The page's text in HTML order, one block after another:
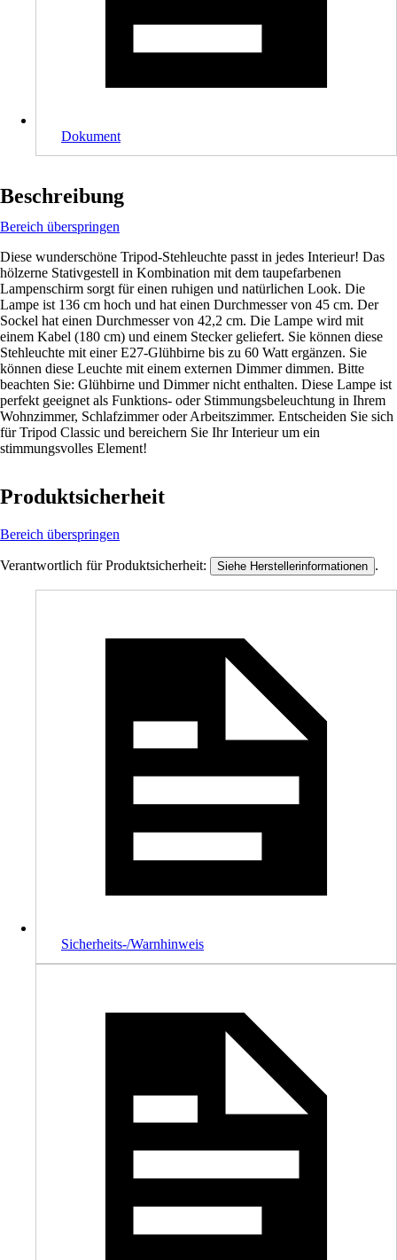
Dokument
Beschreibung
Bereich überspringen
Diese wunderschöne Tripod-Stehleuchte passt in jedes Interieur! Das
hölzerne Stativgestell in Kombination mit dem taupefarbenen
Lampenschirm sorgt für einen ruhigen und natürlichen Look. Die
Lampe ist 136 cm hoch und hat einen Durchmesser von 45 cm. Der
Sockel hat einen Durchmesser von 42,2 cm. Die Lampe wird mit
einem Kabel (180 cm) und einem Stecker geliefert. Sie können diese
Stehleuchte mit einer E27-Glühbirne bis zu 60 Watt ergänzen. Sie
können diese Leuchte mit einem externen Dimmer dimmen. Bitte
beachten Sie: Glühbirne und Dimmer nicht enthalten. Diese Lampe ist
perfekt geeignet als Funktions- oder Stimmungsbeleuchtung in Ihrem
Wohnzimmer, Schlafzimmer oder Arbeitszimmer. Entscheiden Sie sich
für Tripod Classic und bereichern Sie Ihr Interieur um ein
stimmungsvolles Element!
Produktsicherheit
Bereich überspringen
Verantwortlich für Produktsicherheit: Siehe Herstellerinformationen .
Sicherheits-/Warnhinweis